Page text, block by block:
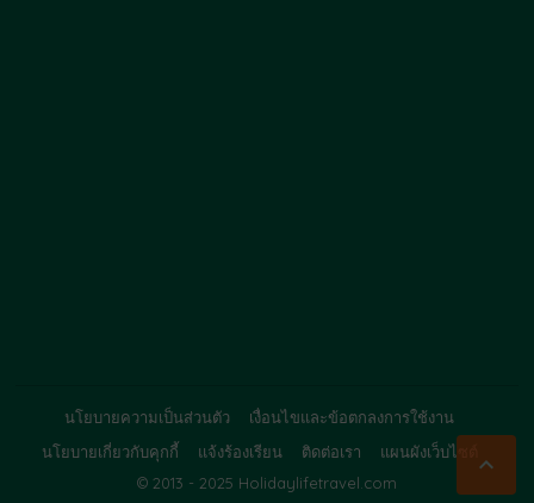
© 2013 - 2025 Holidaylifetravel.com
นโยบายความเป็นส่วนตัว
เงื่อนไขและข้อตกลงการใช้งาน
นโยบายเกี่ยวกับคุกกี้
แจ้งร้องเรียน ติดต่อเรา แผนผังเว็บไซต์ 